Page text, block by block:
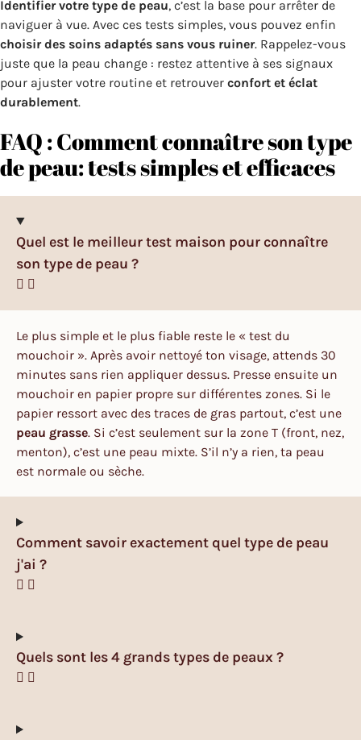
Identifier votre type de peau, c’est la base pour arrêter de
naviguer à vue. Avec ces tests simples, vous pouvez enfin
choisir des soins adaptés sans vous ruiner. Rappelez-vous
juste que la peau change : restez attentive à ses signaux
pour ajuster votre routine et retrouver confort et éclat
durablement.
FAQ : Comment connaître son type
de peau​: tests simples et efficaces
Quel est le meilleur test maison pour connaître
son type de peau ?
Le plus simple et le plus fiable reste le « test du
mouchoir ». Après avoir nettoyé ton visage, attends 30
minutes sans rien appliquer dessus. Presse ensuite un
mouchoir en papier propre sur différentes zones. Si le
papier ressort avec des traces de gras partout, c’est une
peau grasse. Si c’est seulement sur la zone T (front, nez,
menton), c’est une peau mixte. S’il n’y a rien, ta peau
est normale ou sèche.
Comment savoir exactement quel type de peau
j'ai ?
Quels sont les 4 grands types de peaux ?